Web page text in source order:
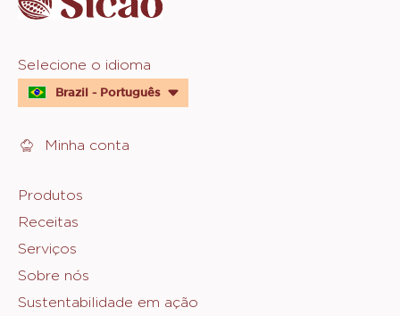
Website
quick
links
Selecione o idioma
Brazil - Português
Minha conta
Footer
Sicao
Produtos
Receitas
Serviços
Sobre nós
Sustentabilidade em ação